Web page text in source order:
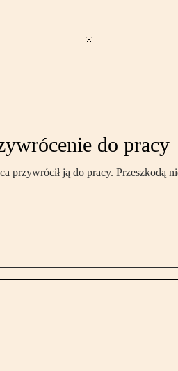
do pracy
ją do pracy. Przeszkodą